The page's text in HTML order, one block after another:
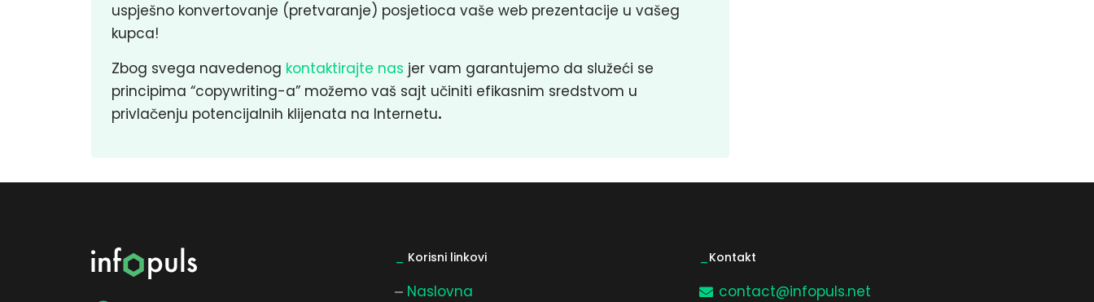
uspješno konvertovanje (pretvaranje) posjetioca vaše web prezentacije u vašeg
kupca!
Zbog svega navedenog kontaktirajte nas jer vam garantujemo da služeći se
principima “copywriting-a” možemo vaš sajt učiniti efikasnim sredstvom u
privlačenju potencijalnih klijenata na Internetu.
Korisni linkovi
Naslovna
Kontakt
contact@infopuls.net